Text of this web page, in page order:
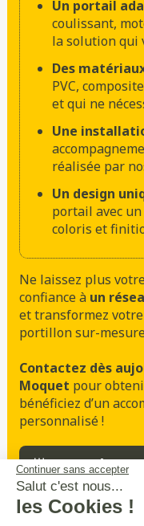
Continuer sans accepter
Salut c'est nous...
les Cookies !
Un portail
coulissant,
la solution qui
Des
PVC,
et qui ne
Une
réalisée par
Un design
portail avec
coloris et
Ne laissez plus
confiance à un
et transformez
portillon sur-
Contactez dès
Moquet pour
bénéficiez d’un
personnalisé !
Prendre